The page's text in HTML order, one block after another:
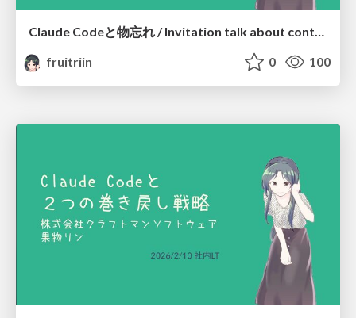
fruitriin
0 100